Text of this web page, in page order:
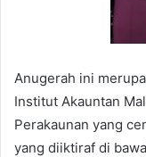
Anugerah ini
Institut Akauntan
Perakaunan yang
yang diiktiraf di